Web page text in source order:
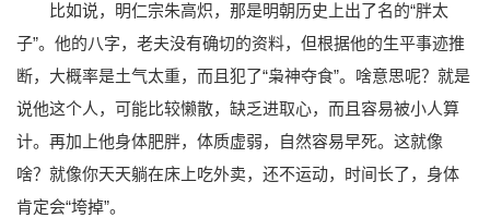
比如说，明仁宗朱高炽，那是明朝历史上出了名的“胖太
子”。他的八字，老夫没有确切的资料，但根据他的生平事迹推
断，大概率是土气太重，而且犯了“枭神夺食”。啥意思呢？就是
说他这个人，可能比较懒散，缺乏进取心，而且容易被小人算
计。再加上他身体肥胖，体质虚弱，自然容易早死。这就像
啥？就像你天天躺在床上吃外卖，还不运动，时间长了，身体
肯定会“垮掉”。